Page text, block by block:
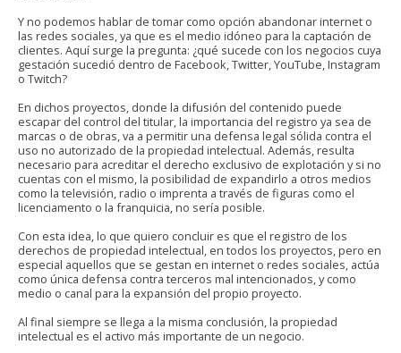
Y no podemos hablar de tomar como opción abandonar internet o
las redes sociales, ya que es el medio idóneo para la captación de
clientes. Aquí surge la pregunta: ¿qué sucede con los negocios cuya
gestación sucedió dentro de Facebook, Twitter, YouTube, Instagram
o Twitch?
En dichos proyectos, donde la difusión del contenido puede
escapar del control del titular, la importancia del registro ya sea de
marcas o de obras, va a permitir una defensa legal sólida contra el
uso no autorizado de la propiedad intelectual. Además, resulta
necesario para acreditar el derecho exclusivo de explotación y si no
cuentas con el mismo, la posibilidad de expandirlo a otros medios
como la televisión, radio o imprenta a través de figuras como el
licenciamento o la franquicia, no sería posible.
Con esta idea, lo que quiero concluir es que el registro de los
derechos de propiedad intelectual, en todos los proyectos, pero en
especial aquellos que se gestan en internet o redes sociales, actúa
como única defensa contra terceros mal intencionados, y como
medio o canal para la expansión del propio proyecto.
Al final siempre se llega a la misma conclusión, la propiedad
intelectual es el activo más importante de un negocio.